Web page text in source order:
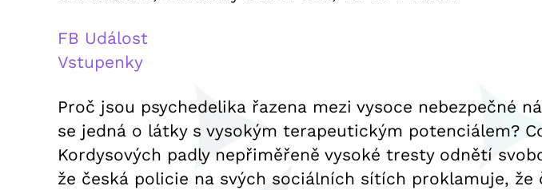
FB Událost
Vstupenky
Proč jsou psychedelika řazena mezi vysoce nebezpečné
se jedná o látky s vysokým terapeutickým potenciálem?
Kordysových padly nepřiměřeně vysoké tresty odnětí
že česká policie na svých sociálních sítích proklamuje, že